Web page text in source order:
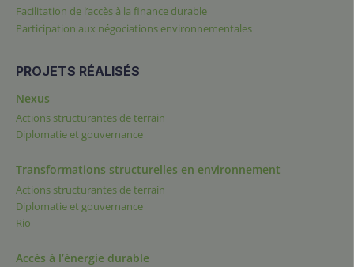
Facilitation de l’accès à la finance durable
Participation aux négociations environnementales
PROJETS RÉALISÉS
Nexus
Actions structurantes de terrain
Diplomatie et gouvernance
Transformations structurelles en environnement
Actions structurantes de terrain
Diplomatie et gouvernance
Rio
Accès à l’énergie durable